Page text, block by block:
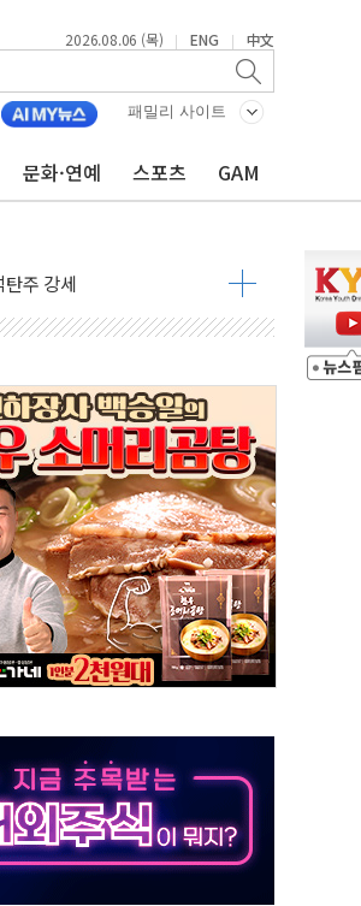
2026.08.06 (목) | ENG | 中文
패밀리 사이트
문화·연예 스포츠 GAM
립 인도'에 걸림돌"
주 강세
일 만에 반락
속 코스닥만 웃었다
뱅크 1·2위 '격전'
찰 불구속 입건
제동
피해 없어
직원 사기 회복도 숙제
운 볼거리 제공
·조국, 김민석·靑에 공세